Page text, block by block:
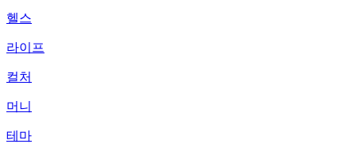
헬스
라이프
컬처
머니
테마